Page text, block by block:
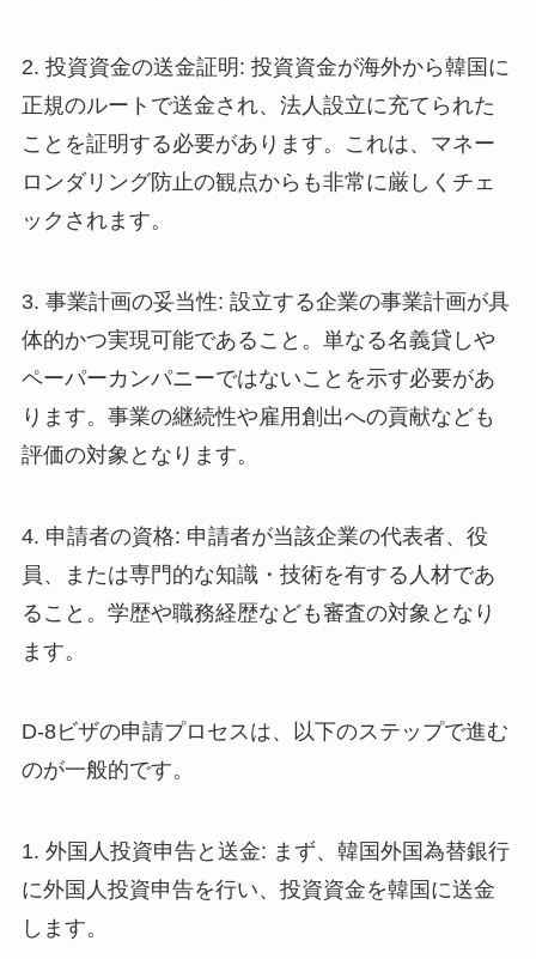
2. 投資資金の送金証明: 投資資金が海外から韓国に
正規のルートで送金され、法人設立に充てられた
ことを証明する必要があります。これは、マネー
ロンダリング防止の観点からも非常に厳しくチェ
ックされます。
3. 事業計画の妥当性: 設立する企業の事業計画が具
体的かつ実現可能であること。単なる名義貸しや
ペーパーカンパニーではないことを示す必要があ
ります。事業の継続性や雇用創出への貢献なども
評価の対象となります。
4. 申請者の資格: 申請者が当該企業の代表者、役
員、または専門的な知識・技術を有する人材であ
ること。学歴や職務経歴なども審査の対象となり
ます。
D-8ビザの申請プロセスは、以下のステップで進む
のが一般的です。
1. 外国人投資申告と送金: まず、韓国外国為替銀行
に外国人投資申告を行い、投資資金を韓国に送金
します。